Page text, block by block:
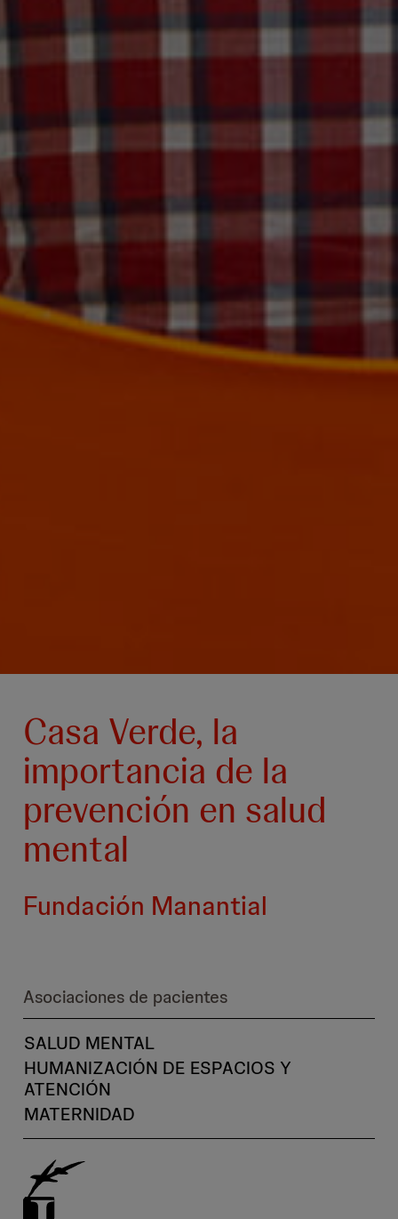
Casa Verde, la
importancia de la
prevención en salud
mental
Fundación Manantial
Asociaciones de pacientes
SALUD MENTAL
HUMANIZACIÓN DE ESPACIOS Y
ATENCIÓN
MATERNIDAD